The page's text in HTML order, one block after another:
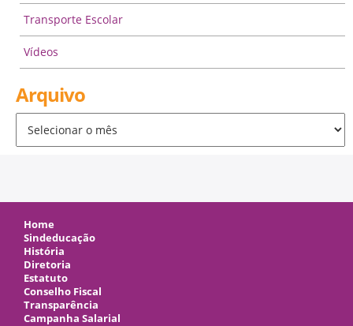
Transporte Escolar
Vídeos
Arquivo
Home
Sindeducação
História
Diretoria
Estatuto
Conselho Fiscal
Transparência
Campanha Salarial